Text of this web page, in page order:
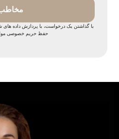
با گذاشتن یک درخواست، با پردازش داده
حفظ حریم خصوصی